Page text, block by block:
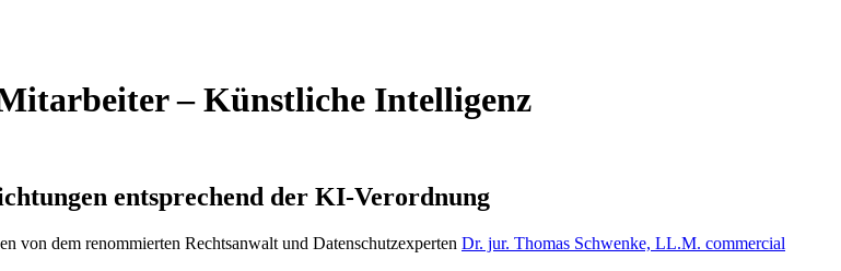
– Künstliche Intelligenz
entsprechend der KI-Verordnung
von dem renommierten Rechtsanwalt und Datenschutzexperten Dr. jur. Thomas Schwenke, LL.M. commercial